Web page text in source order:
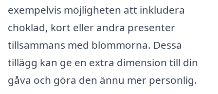
exempelvis möjligheten att inkludera
choklad, kort eller andra presenter
tillsammans med blommorna. Dessa
tillägg kan ge en extra dimension till din
gåva och göra den ännu mer personlig.